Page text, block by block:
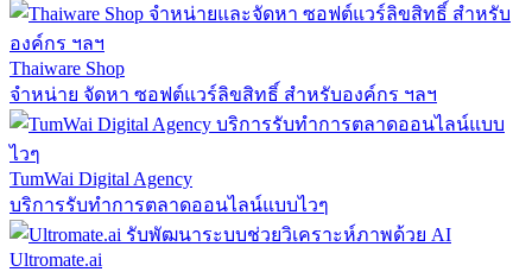
Thaiware Shop
จำหน่าย จัดหา ซอฟต์แวร์ลิขสิทธิ์ สำหรับองค์กร ฯลฯ
TumWai Digital Agency
บริการรับทำการตลาดออนไลน์แบบไวๆ
Ultromate.ai